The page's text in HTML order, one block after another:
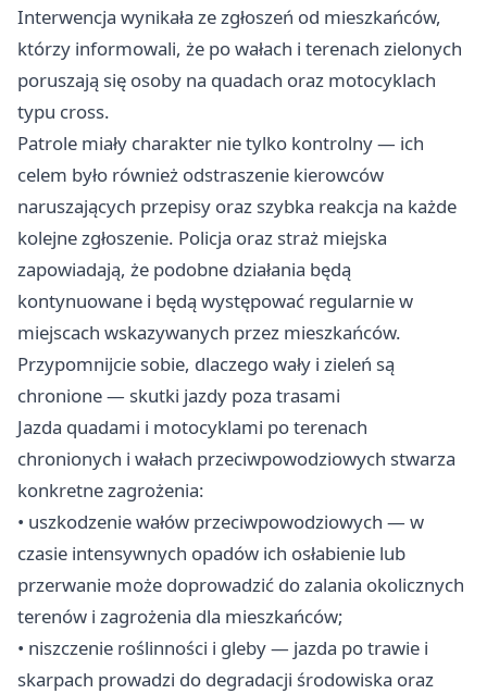
Interwencja wynikała ze zgłoszeń od mieszkańców,
którzy informowali, że po wałach i terenach zielonych
poruszają się osoby na quadach oraz motocyklach
typu cross.
Patrole miały charakter nie tylko kontrolny — ich
celem było również odstraszenie kierowców
naruszających przepisy oraz szybka reakcja na każde
kolejne zgłoszenie. Policja oraz straż miejska
zapowiadają, że podobne działania będą
kontynuowane i będą występować regularnie w
miejscach wskazywanych przez mieszkańców.
Przypomnijcie sobie, dlaczego wały i zieleń są
chronione — skutki jazdy poza trasami
Jazda quadami i motocyklami po terenach
chronionych i wałach przeciwpowodziowych stwarza
konkretne zagrożenia:
• uszkodzenie wałów przeciwpowodziowych — w
czasie intensywnych opadów ich osłabienie lub
przerwanie może doprowadzić do zalania okolicznych
terenów i zagrożenia dla mieszkańców;
• niszczenie roślinności i gleby — jazda po trawie i
skarpach prowadzi do degradacji środowiska oraz